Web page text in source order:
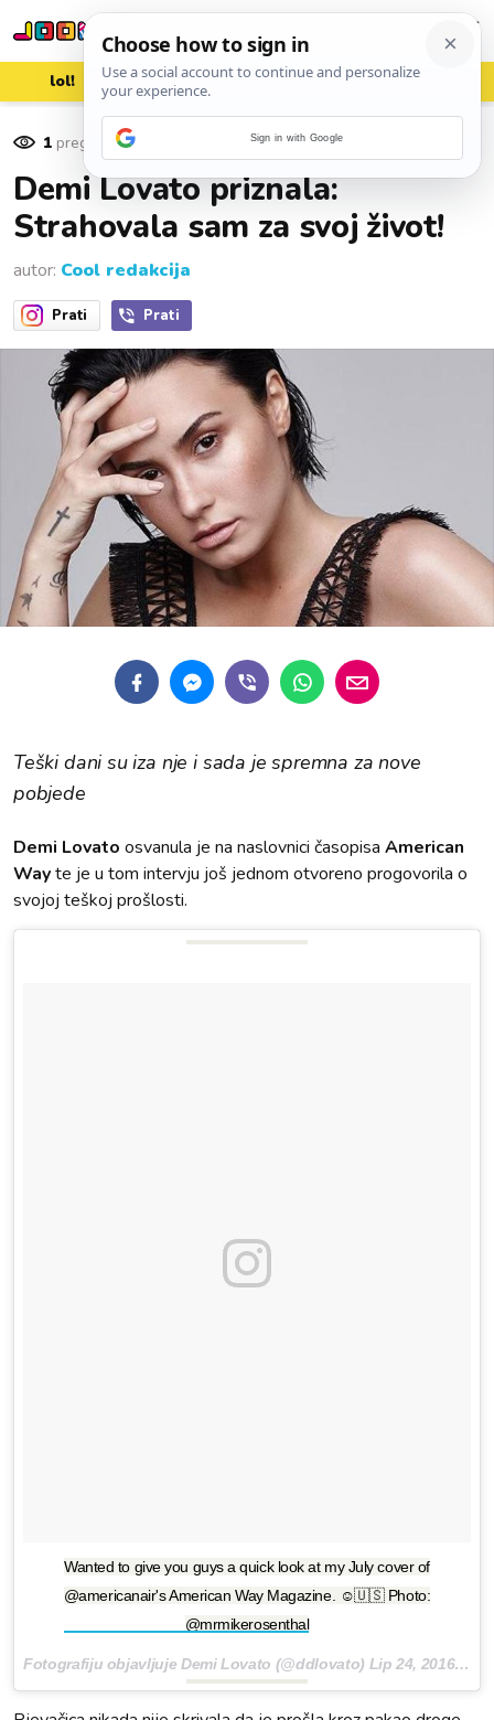
lol! aww vrh! woot?!
1 pregleda
Demi Lovato priznala:
Strahovala sam za svoj život!
autor: Cool redakcija
Prati Prati
Teški dani su iza nje i sada je spremna za nove
pobjede
Demi Lovato osvanula je na naslovnici časopisa American
Wayte je u tom intervju još jednom otvoreno progovorila o
svojoj teškoj prošlosti.
Wanted to give you guys a quick look at my July cover of
@americanair's American Way Magazine. ☺️🇺🇸 Photo:
@mrmikerosenthal
Fotografiju objavljuje Demi Lovato (@ddlovato) Lip 24, 2016 u 6:00 PDT
Sign in with Google